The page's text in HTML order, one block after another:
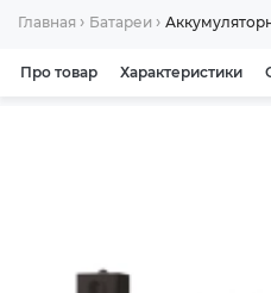
Главная Батареи
Про товар Характеристики